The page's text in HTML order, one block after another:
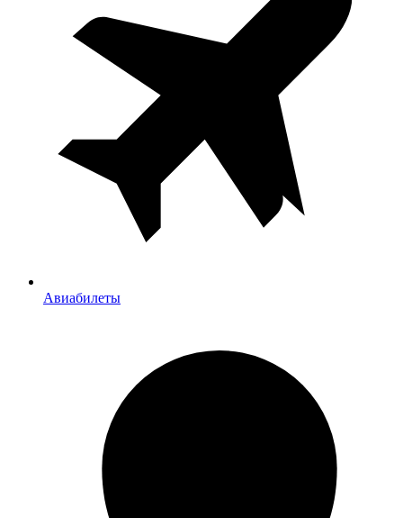
Авиабилеты